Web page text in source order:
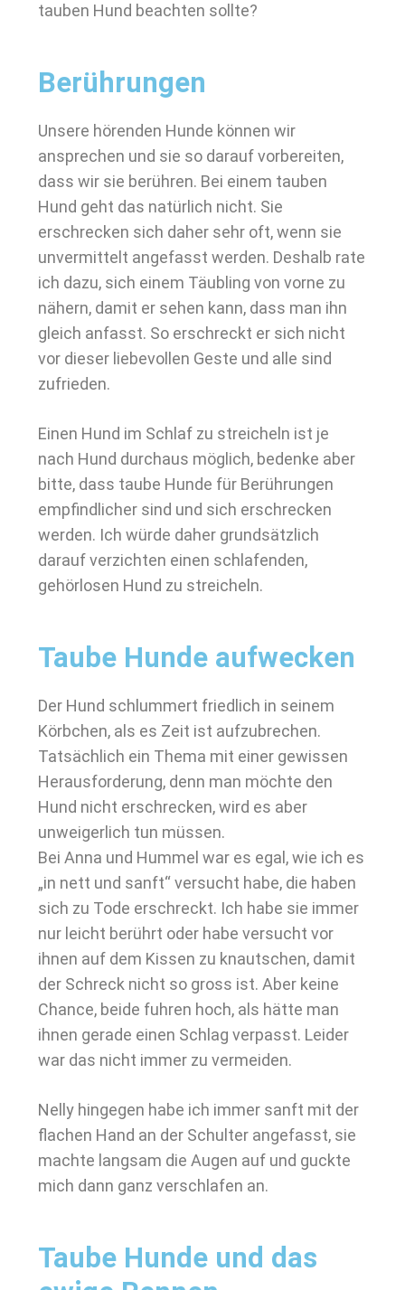
tauben Hund beachten sollte?
Berührungen
Unsere hörenden Hunde können wir
ansprechen und sie so darauf vorbereiten,
dass wir sie berühren. Bei einem tauben
Hund geht das natürlich nicht. Sie
erschrecken sich daher sehr oft, wenn sie
unvermittelt angefasst werden. Deshalb rate
ich dazu, sich einem Täubling von vorne zu
nähern, damit er sehen kann, dass man ihn
gleich anfasst. So erschreckt er sich nicht
vor dieser liebevollen Geste und alle sind
zufrieden.
Einen Hund im Schlaf zu streicheln ist je
nach Hund durchaus möglich, bedenke aber
bitte, dass taube Hunde für Berührungen
empfindlicher sind und sich erschrecken
werden. Ich würde daher grundsätzlich
darauf verzichten einen schlafenden,
gehörlosen Hund zu streicheln.
Taube Hunde aufwecken
Der Hund schlummert friedlich in seinem
Körbchen, als es Zeit ist aufzubrechen.
Tatsächlich ein Thema mit einer gewissen
Herausforderung, denn man möchte den
Hund nicht erschrecken, wird es aber
unweigerlich tun müssen.
Bei Anna und Hummel war es egal, wie ich es
„in nett und sanft“ versucht habe, die haben
sich zu Tode erschreckt. Ich habe sie immer
nur leicht berührt oder habe versucht vor
ihnen auf dem Kissen zu knautschen, damit
der Schreck nicht so gross ist. Aber keine
Chance, beide fuhren hoch, als hätte man
ihnen gerade einen Schlag verpasst. Leider
war das nicht immer zu vermeiden.
Nelly hingegen habe ich immer sanft mit der
flachen Hand an der Schulter angefasst, sie
machte langsam die Augen auf und guckte
mich dann ganz verschlafen an.
Taube Hunde und das